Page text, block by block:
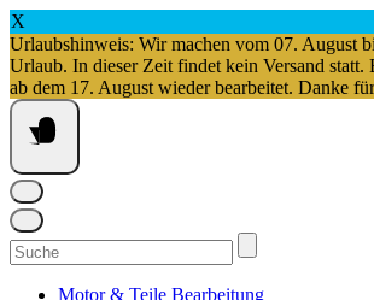
X
Urlaubshinweis: Wir machen vom 07. August
Urlaub. In dieser Zeit findet kein Versand statt.
ab dem 17. August wieder bearbeitet. Danke
Springe
zum
Inhalt
Suchen
nach:
Motor & Teile Bearbeitung